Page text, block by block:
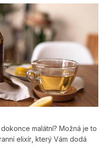
malátní? Možná je to
elixír, který Vám dodá